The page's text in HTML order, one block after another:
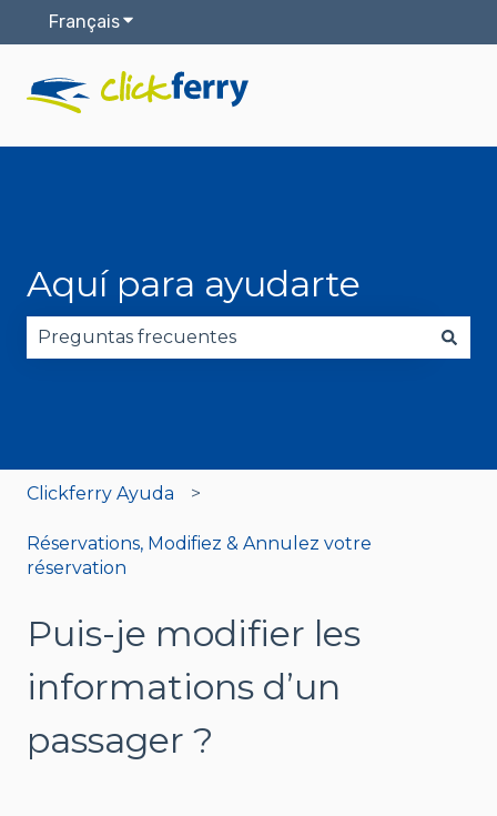
FrançaisAfficher le sous-menu pour les traductions
Aquí para ayudarte
Clickferry Ayuda
Réservations, Modifiez & Annulez votre
réservation
Puis-je modifier les
informations d’un
passager ?